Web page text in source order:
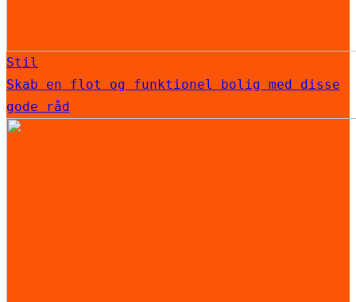
Stil
Skab en flot og funktionel bolig med disse
gode råd